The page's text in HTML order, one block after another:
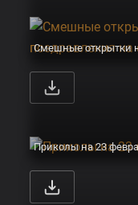
Приколы на 23